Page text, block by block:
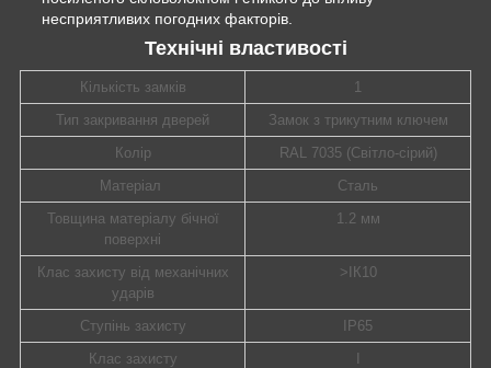
несприятливих погодних факторів.
Технічні властивості
Кількість замків
1
Тип закривання дверей
Замок з трикутним ключем
Колір
RAL 7035 (Світло-сірий)
Матеріал
Сталь
Товщина матеріалу бічної
поверхні
1.2 мм
Клас захисту від механічних
ударів
>ІК10
Ступінь захисту
ІР65
Клас захисту
І